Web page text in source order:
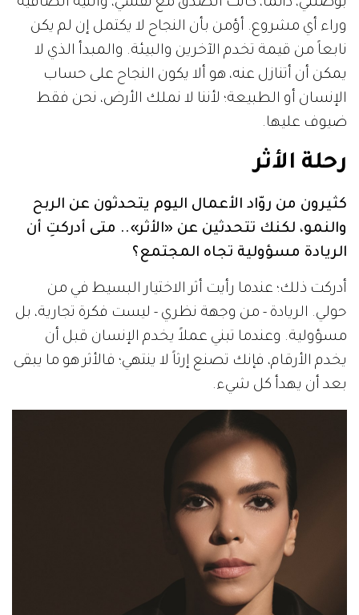
وراء أي مشروع. أؤمن بأن النجاح لا يكتمل إن لم يكن
نابعاً من قيمة تخدم الآخرين والبيئة. والمبدأ الذي لا
يمكن أن أتنازل عنه، هو ألا يكون النجاح على حساب
الإنسان أو الطبيعة؛ لأننا لا نملك الأرض، نحن فقط
ضيوف عليها.
رحلة الأثر
كثيرون من روّاد الأعمال اليوم يتحدثون عن الربح
والنمو، لكنك تتحدثين عن «الأثر».. متى أدركتِ أن
الريادة مسؤولية تجاه المجتمع؟
أدركت ذلك؛ عندما رأيت أثر الاختيار البسيط في من
حولي. الريادة - من وجهة نظري - ليست فكرة تجارية، بل
مسؤولية. وعندما تبني عملاً يخدم الإنسان قبل أن
يخدم الأرقام، فإنك تصنع إرثاً لا ينتهي؛ فالأثر هو ما يبقى
بعد أن يهدأ كل شيء.